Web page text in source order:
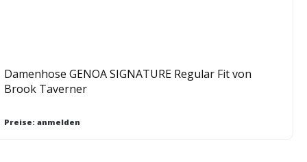
Damenhose GENOA SIGNATURE Regular Fit von
Brook Taverner
Preise: anmelden